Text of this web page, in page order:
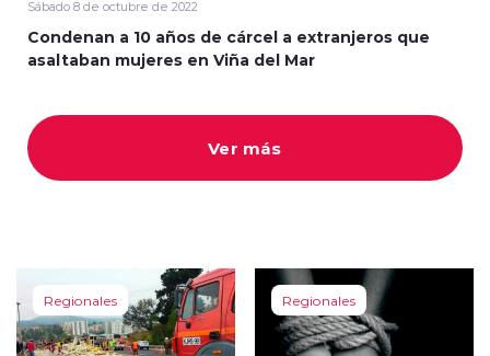
modo claro
Sábado 8 de octubre de 2022
Condenan a 10 años de cárcel a extranjeros que
asaltaban mujeres en Viña del Mar
Ver más
Regionales Regionales